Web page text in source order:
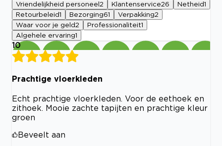
Vriendelijkheid personeel 2 Klantenservice26 Netheid1
Retourbeleid1 Bezorging61 Verpakking2
Waar voor je geld2 Professionaliteit1
Algehele ervaring1
10
Prachtige vloerkleden
Echt prachtige vloerkleden. Voor de eethoek en
zithoek. Mooie zachte tapijten en prachtige kleur
groen
Beveelt aan